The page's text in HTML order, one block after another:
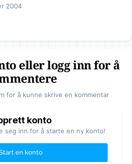
2004
eller logg inn for å
for å kunne skrive en kommentar
konto
seg inn for å starte en ny konto!
en konto